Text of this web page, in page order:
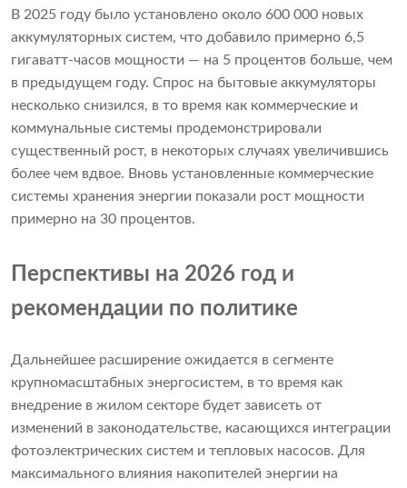
В 2025 году было установлено около 600 000 новых
аккумуляторных систем, что добавило примерно 6,5
гигаватт-часов мощности — на 5 процентов больше, чем
в предыдущем году. Спрос на бытовые аккумуляторы
несколько снизился, в то время как коммерческие и
коммунальные системы продемонстрировали
существенный рост, в некоторых случаях увеличившись
более чем вдвое. Вновь установленные коммерческие
системы хранения энергии показали рост мощности
примерно на 30 процентов.
Перспективы на 2026 год и
рекомендации по политике
Дальнейшее расширение ожидается в сегменте
крупномасштабных энергосистем, в то время как
внедрение в жилом секторе будет зависеть от
изменений в законодательстве, касающихся интеграции
фотоэлектрических систем и тепловых насосов. Для
максимального влияния накопителей энергии на